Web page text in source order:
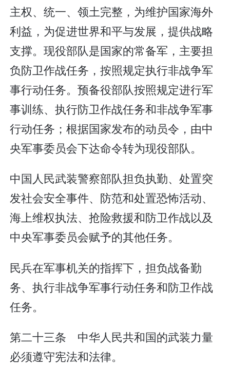
主权、统一、领土完整，为维护国家海外
利益，为促进世界和平与发展，提供战略
支撑。现役部队是国家的常备军，主要担
负防卫作战任务，按照规定执行非战争军
事行动任务。预备役部队按照规定进行军
事训练、执行防卫作战任务和非战争军事
行动任务；根据国家发布的动员令，由中
央军事委员会下达命令转为现役部队。
中国人民武装警察部队担负执勤、处置突
发社会安全事件、防范和处置恐怖活动、
海上维权执法、抢险救援和防卫作战以及
中央军事委员会赋予的其他任务。
民兵在军事机关的指挥下，担负战备勤
务、执行非战争军事行动任务和防卫作战
任务。
第二十三条 中华人民共和国的武装力量
必须遵守宪法和法律。